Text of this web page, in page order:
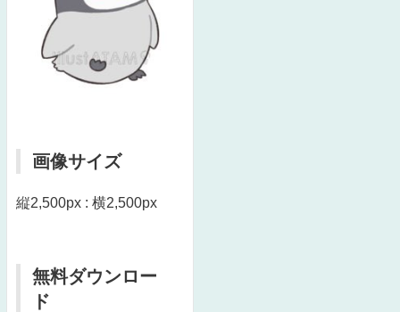
画像サイズ
縦2,500px : 横2,500px
無料ダウンロー
ド